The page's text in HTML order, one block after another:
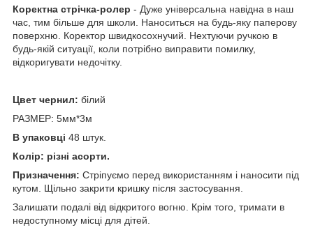
Коректна стрічка-ролер - Дуже універсальна навідна в наш
час, тим більше для школи. Наноситься на будь-яку паперову
поверхню. Коректор швидкосохнучий. Нехтуючи ручкою в
будь-якій ситуації, коли потрібно виправити помилку,
відкоригувати недочітку.
Цвет чернил: білий
РАЗМЕР: 5мм*3м
В упаковці 48 штук.
Колір: різні асорти.
Призначення: Стріпуємо перед використанням і наносити під
кутом. Щільно закрити кришку після застосування.
Залишати подалі від відкритого вогню. Крім того, тримати в
недоступному місці для дітей.